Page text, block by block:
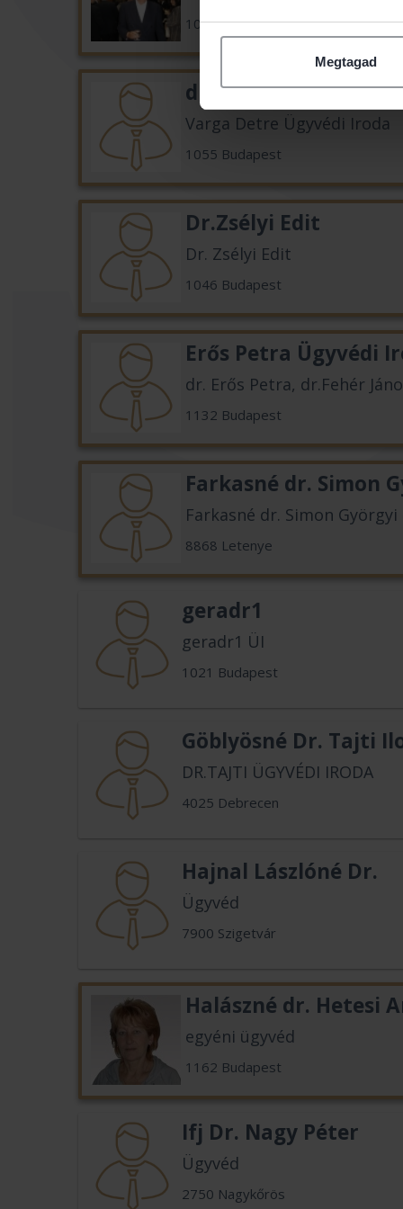
Megtagad
1035 Budapest
dr.Varga Detre
Varga Detre Ügyvédi Iroda
1055 Budapest
Dr.Zsélyi Edit
Dr. Zsélyi Edit
1046 Budapest
Erős Petra Ügyvédi
dr. Erős Petra, dr.Fehér
1132 Budapest
Farkasné dr. Simon
Farkasné dr. Simon
8868 Letenye
geradr1
geradr1 ÜI
1021 Budapest
Göblyösné Dr. Tajti
DR.TAJTI ÜGYVÉDI IRODA
4025 Debrecen
Hajnal Lászlóné Dr.
Ügyvéd
7900 Szigetvár
Halászné dr. Hetesi
egyéni ügyvéd
1162 Budapest
Ifj Dr. Nagy Péter
Ügyvéd
2750 Nagykőrös